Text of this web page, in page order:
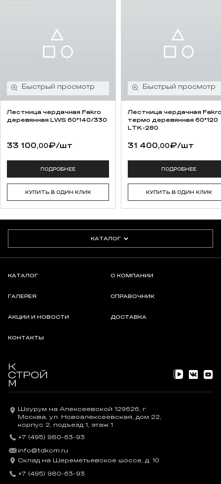
Лестница чердачная Fakro
деревянная LWS 60*140/330
33 100,00₽/шт
ПОДРОБНЕЕ
КУПИТЬ В ОДИН КЛИК
Лестница чердачная
термо деревянная 60*120
LTK-280
31 400,00₽/шт
ПОДРОБНЕЕ
КУПИТЬ В ОДИН КЛИК
КАТАЛОГ
КАТАЛОГ О КОМПАНИИ
ГАЛЕРЕЯ СПРАВОЧНИК
АКЦИИ И НОВОСТИ ДОСТАВКА
КОНТАКТЫ
Шоурум на Алексеевской 129626, г.
Москва, ул. Новоалексеевская, дом 22,
корпус 2, подъезд 1, этаж 1
+7 (495) 980-63-93
info@tdkcm.ru
Склад на Шереметьевское шоссе, д. 10
+7 (495) 980-63-93